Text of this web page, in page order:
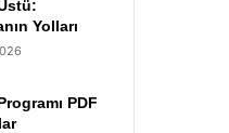
Yolları
PDF